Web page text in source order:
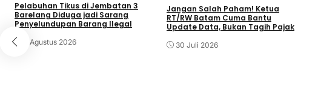
Pelabuhan Tikus di Jembatan 3
Barelang Diduga jadi Sarang
Penyelundupan Barang Ilegal
6 Agustus 2026
Jangan Salah Paham! Ketua
RT/RW Batam Cuma Bantu
Update Data, Bukan Tagih Pajak
30 Juli 2026